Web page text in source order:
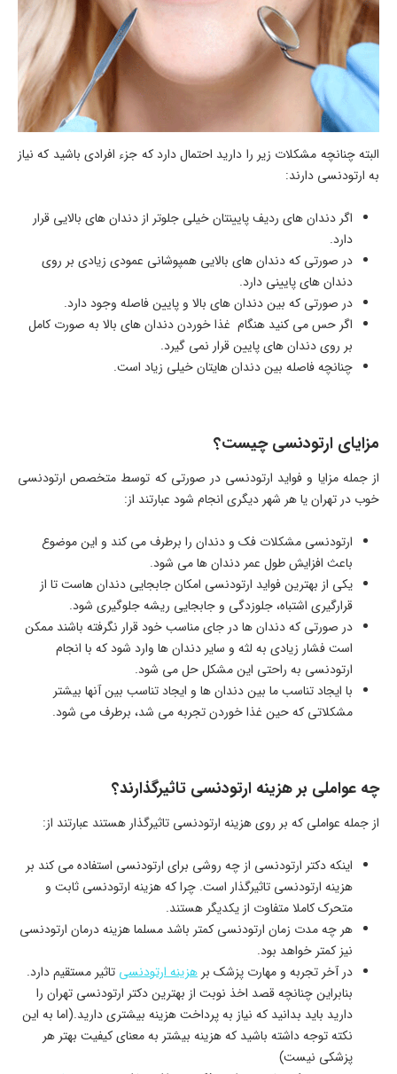
البته چنانچه مشکلات زیر را دارید احتمال دارد که جزء افرادی باشید که نیاز
به ارتودنسی دارند:
اگر دندان های ردیف پایینتان خیلی جلوتر از دندان های بالایی قرار
دارد.
در صورتی که دندان های بالایی همپوشانی عمودی زیادی بر روی
دندان های پایینی دارد.
در صورتی که بین دندان های بالا و پایین فاصله وجود دارد.
اگر حس می کنید هنگام غذا خوردن دندان های بالا به صورت کامل
بر روی دندان های پایین قرار نمی گیرد.
چنانچه فاصله بین دندان هایتان خیلی زیاد است.
مزایای ارتودنسی چیست؟
از جمله مزایا و فواید ارتودنسی در صورتی که توسط متخصص ارتودنسی
خوب در تهران یا هر شهر دیگری انجام شود عبارتند از:
ارتودنسی مشکلات فک و دندان را برطرف می کند و این موضوع
باعث افزایش طول عمر دندان ها می شود.
یکی از بهترین فواید ارتودنسی امکان جابجایی دندان هاست تا از
قرارگیری اشتباه، جلوزدگی و جابجایی ریشه جلوگیری شود.
در صورتی که دندان ها در جای مناسب خود قرار نگرفته باشند ممکن
است فشار زیادی به لثه و سایر دندان ها وارد شود که با انجام
ارتودنسی به راحتی این مشکل حل می شود.
با ایجاد تناسب ما بین دندان ها و ایجاد تناسب بین آنها بیشتر
مشکلاتی که حین غذا خوردن تجربه می شد، برطرف می شود.
چه عواملی بر هزینه ارتودنسی تاثیرگذارند؟
از جمله عواملی که بر روی هزینه ارتودنسی تاثیرگذار هستند عبارتند از:
اینکه دکتر ارتودنسی از چه روشی برای ارتودنسی استفاده می کند بر
هزینه ارتودنسی تاثیرگذار است. چرا که هزینه ارتودنسی ثابت و
متحرک کاملا متفاوت از یکدیگر هستند.
هر چه مدت زمان ارتودنسی کمتر باشد مسلما هزینه درمان ارتودنسی
نیز کمتر خواهد بود.
در آخر تجربه و مهارت پزشک بر هزینه ارتودنسی تاثیر مستقیم دارد.
بنابراین چنانچه قصد اخذ نوبت از بهترین دکتر ارتودنسی تهران را
دارید باید بدانید که نیاز به پرداخت هزینه بیشتری دارید.(اما به این
نکته توجه داشته باشید که هزینه بیشتر به معنای کیفیت بهتر هر
پزشکی نیست)